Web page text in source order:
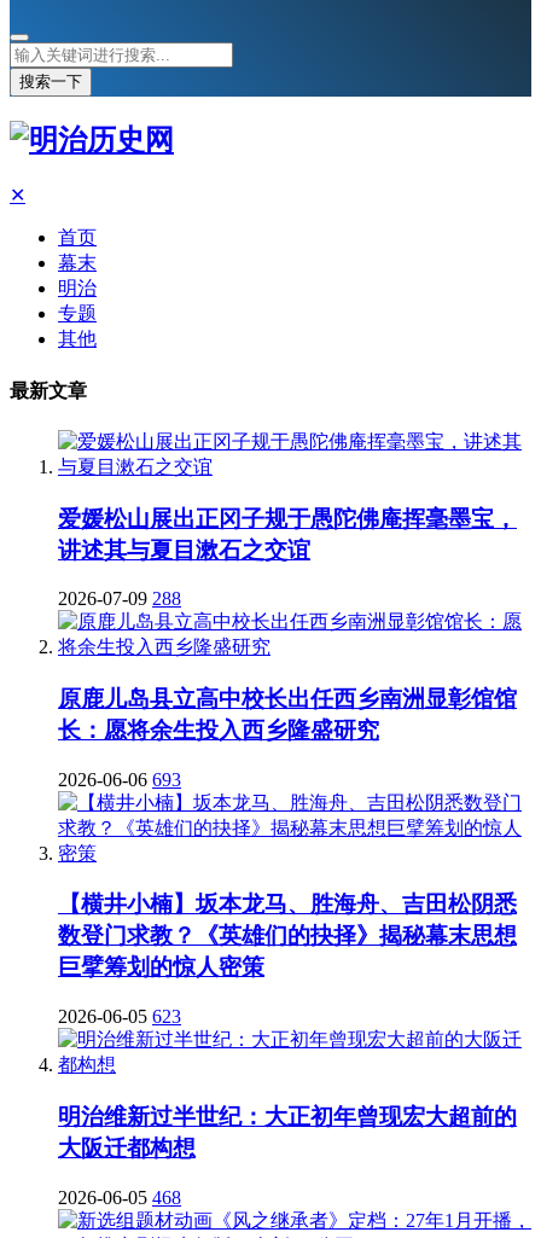
搜索一下
✕
首页
幕末
明治
专题
其他
最新文章
爱媛松山展出正冈子规于愚陀佛庵挥毫墨宝，
讲述其与夏目漱石之交谊
2026-07-09 288
原鹿儿岛县立高中校长出任西乡南洲显彰馆馆
长：愿将余生投入西乡隆盛研究
2026-06-06 693
【横井小楠】坂本龙马、胜海舟、吉田松阴悉
数登门求教？《英雄们的抉择》揭秘幕末思想
巨擘筹划的惊人密策
2026-06-05 623
明治维新过半世纪：大正初年曾现宏大超前的
大阪迁都构想
2026-06-05 468